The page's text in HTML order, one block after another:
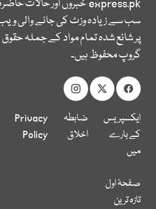
express.pkخبروں اور حالات
سب سے زیادہ وزٹ کی جانے والی
پر شائع شدہ تمام مواد کے جملہ
گروپ محفوظ ہیں۔
ایکسپریس
کے بارے
میں
ضابطہ
اخلاق
Privacy
Policy
صفحۂ اول
تازہ ترین